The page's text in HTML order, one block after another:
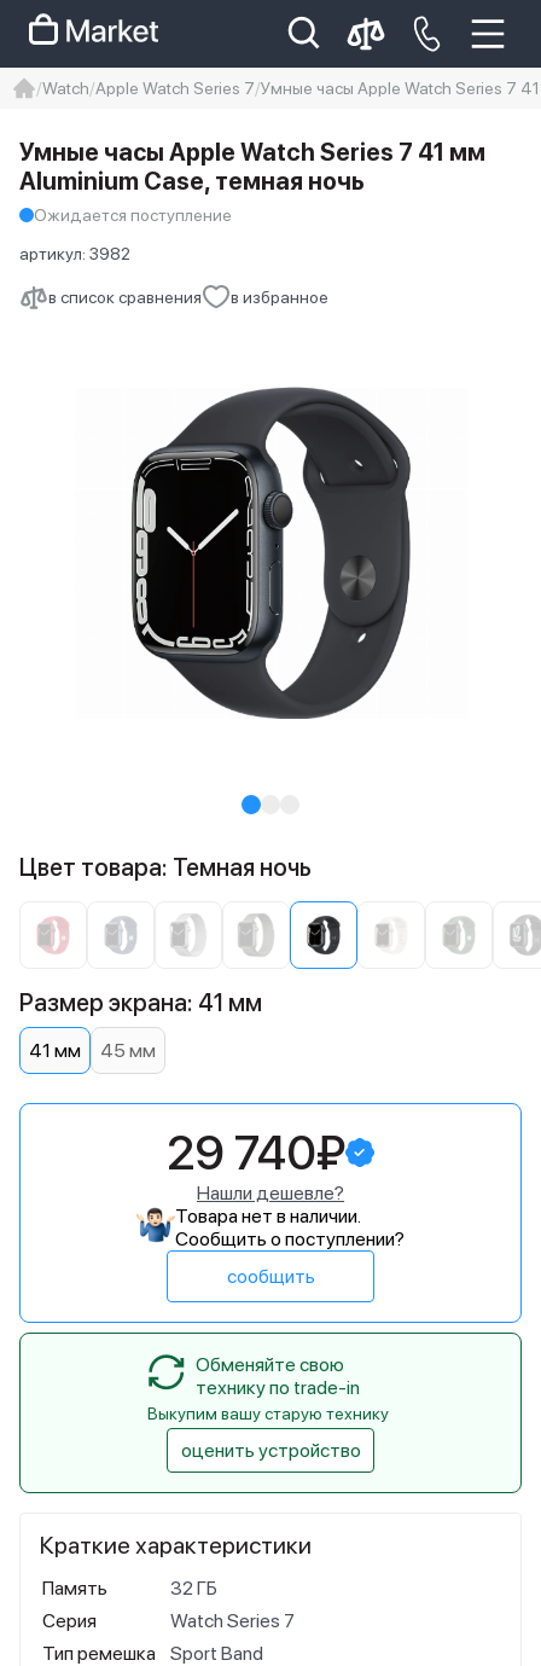
Iphone 14 pro max
айфон 14
Watch Apple Watch Series 7 Умные часы Apple Watch Series 7
в список сравнения в избранное
Умные часы Apple Watch Series 7 41 мм
Aluminium Case, темная ночь
Ожидается поступление
артикул: 3982
Краткие характеристики
Память
32 ГБ
Серия
Watch Series 7
Тип ремешка
Sport Band
Цвет товара: Темная ночь
Размер экрана: 41 мм
41 мм 45 мм
29 740₽
Нашли дешевле?
Товара нет в наличии.
Сообщить о поступлении?
сообщить
Обменяйте свою
технику по trade-in
Выкупим вашу старую технику
оценить устройство